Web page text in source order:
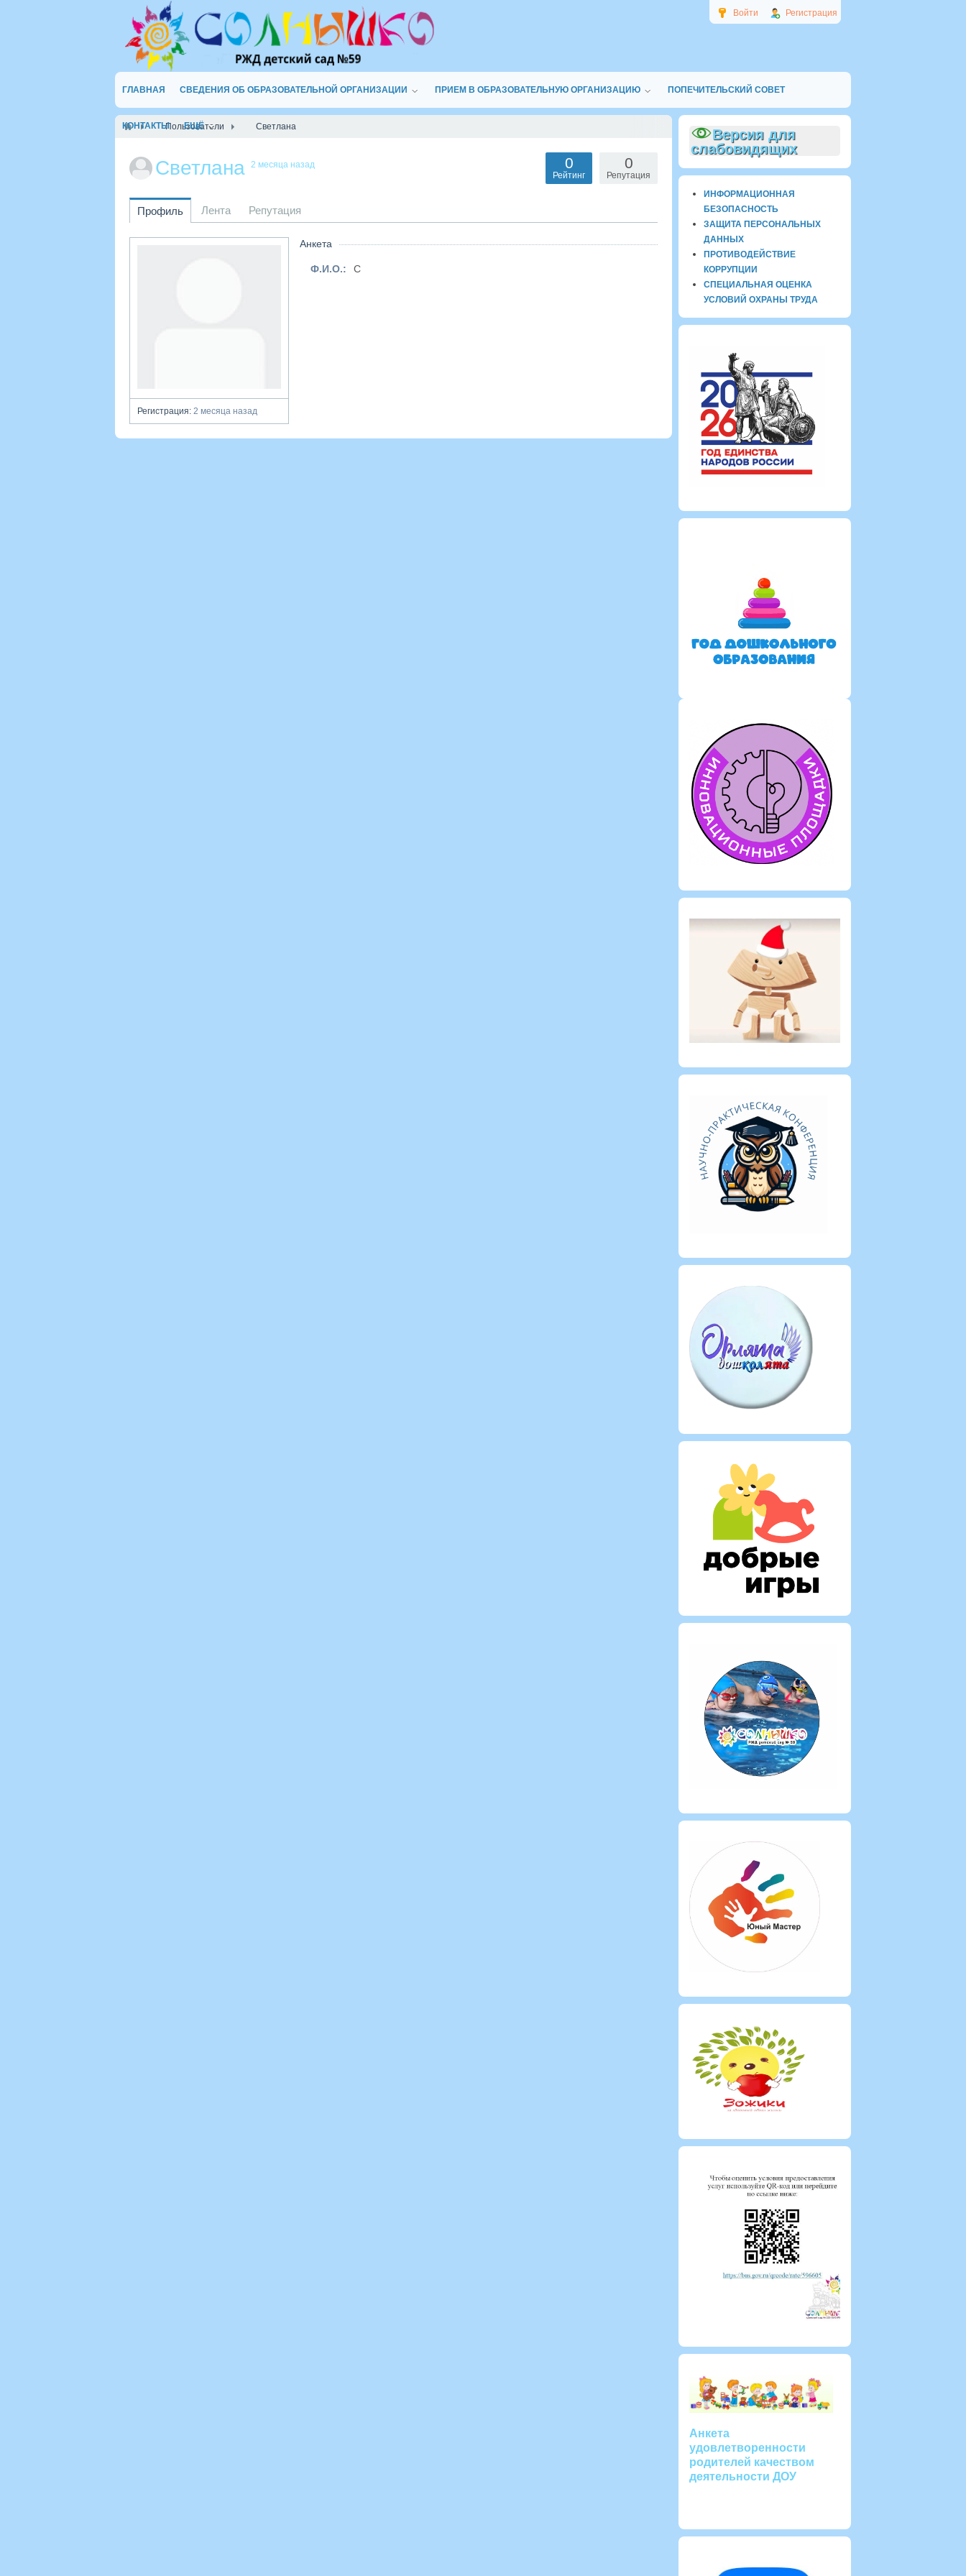
Войти Регистрация
ГЛАВНАЯ СВЕДЕНИЯ ОБ ОБРАЗОВАТЕЛЬНОЙ ОРГАНИЗАЦИИ ПРИЕМ В ОБРАЗОВАТЕЛЬНУЮ ОРГАНИЗАЦИЮ ПОПЕЧИТЕЛЬСКИЙ СОВЕТ
КОНТАКТЫ ЕЩЁ
Пользователи Светлана
Светлана 2 месяца назад 0
Репутация
0
Рейтинг
Профиль Лента Репутация
Регистрация: 2 месяца назад
Анкета
Ф.И.О.: С
Версия для
слабовидящих
ИНФОРМАЦИОННАЯ
БЕЗОПАСНОСТЬ
ЗАЩИТА ПЕРСОНАЛЬНЫХ
ДАННЫХ
ПРОТИВОДЕЙСТВИЕ
КОРРУПЦИИ
СПЕЦИАЛЬНАЯ ОЦЕНКА
УСЛОВИЙ ОХРАНЫ ТРУДА
Анкета
удовлетворенности
родителей качеством
деятельности ДОУ